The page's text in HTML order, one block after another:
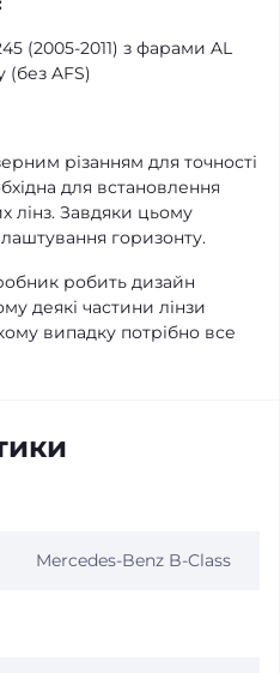
(2005-2011) з фарами AL
(без AFS)
різанням для точності
для встановлення
лінз. Завдяки цьому
горизонту.
робить дизайн
деякі частини лінзи
випадку потрібно все
Mercedes-Benz B-Class